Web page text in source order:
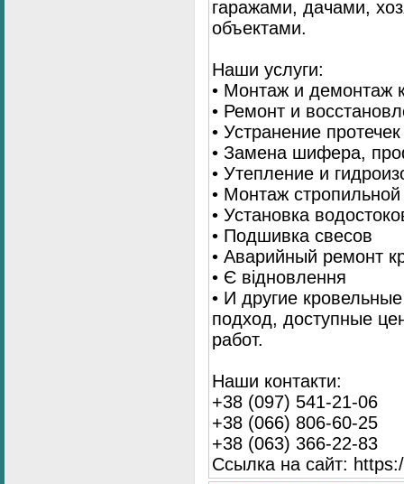
гаражами, дачами,
объектами.
Наши услуги:
• Монтаж и демонтаж
• Ремонт и
• Устранение протечек
• Замена шифера,
• Утепление и
• Монтаж
• Установка
• Подшивка свесов
• Аварийный ремонт
• Є відновлення
• И другие
подход, доступные
работ.
Наши контакти:
+38 (097) 541-21-06
+38 (066) 806-60-25
+38 (063) 366-22-83
Ссылка на сайт: